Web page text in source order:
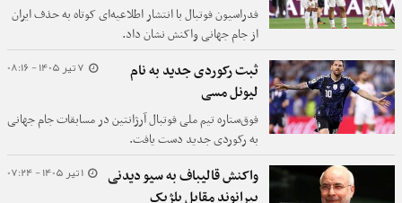
فدراسیون فوتبال با انتشار اطلاعیه‌ای کوتاه به حذف ایران
از جام جهانی واکنش نشان داد.
7 تیر 1405 - 08:16
ثبت رکوردی جدید به نام
لیونل مسی
فوق‌ستاره تیم ملی فوتبال آرژانتین در مسابقات جام جهانی
به رکوردی جدید دست یافت.
1 تیر 1405 - 07:24
واکنش قالیباف به سیو دیدنی
بیرانوند مقابل بلژیک